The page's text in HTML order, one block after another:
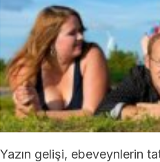
Yazın gelişi, ebeveynlerin